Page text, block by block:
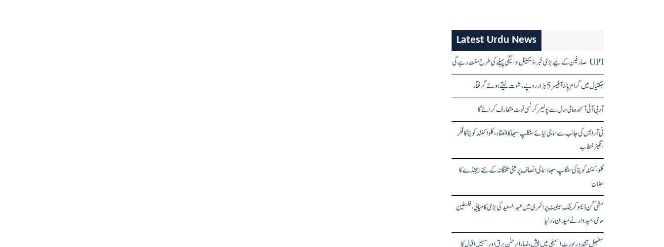
Latest Urdu News
UPI صارفین کے لیے بڑی خبر، ڈیجیٹل ادائیگی پہلے کی طرح مفت رہے گی
جگتیال میں گرام پالنا آفیسر 5 ہزار روپے رشوت لیتے ہوئے گرفتار
آر بی آئی آئندہ مالی سال سے پولیمر کرنسی نوٹ متعارف کرائے گا
ٹی آر ایس کی جانب سے سماجی نیائے سنکلپ سبھا کا انعقاد، کلواکنٹلہ کویتا کا فکر
انگیز خطاب
کلواکنٹلہ کویتا کی سنکلپ سبھا، سماجی انصاف پر مبنی تلنگانہ کے نئے ایجنڈے کا
اعلان
مشی گن ڈیموکریٹک سینیٹ پرائمری میں عبدالسعید کی بڑی کامیابی، فلسطین
حامی امیدوار نے میدان مار لیا
سنبھل تشدد رپورٹ اسمبلی میں پیش، ضیاء الرحمٰن برق اور سہیل اقبال کا